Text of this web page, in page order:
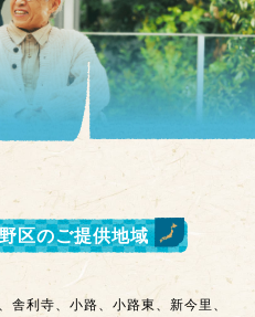
区のご提供地域
舎利寺、小路、小路東、新今里、